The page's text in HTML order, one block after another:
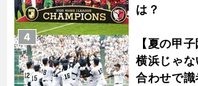
は？
【夏の甲
横浜じゃ
合わせで
4